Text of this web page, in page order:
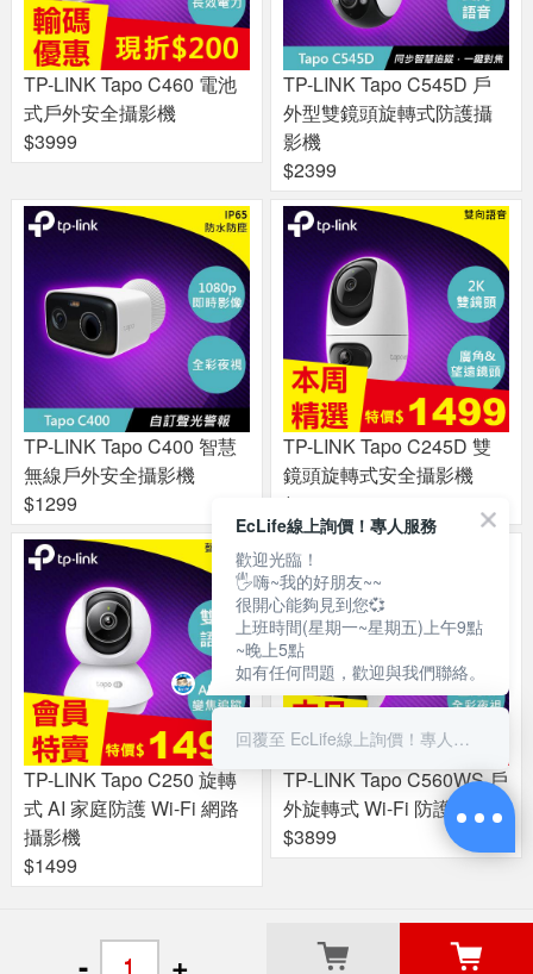
- +
TP-LINK Tapo C460 電池
式戶外安全攝影機
$3999
TP-LINK Tapo C545D 戶
外型雙鏡頭旋轉式防護攝
影機
$2399
TP-LINK Tapo C400 智慧
無線戶外安全攝影機
$1299
TP-LINK Tapo C245D 雙
鏡頭旋轉式安全攝影機
$1499
TP-LINK Tapo C250 旋轉
式 AI 家庭防護 Wi-Fi 網路
攝影機
$1499
TP-LINK Tapo C560WS 戶
外旋轉式 Wi-Fi 防護攝影機
$3899
關於良興
EcLife線上詢價！專人服務
歡迎光臨！
🖐嗨~我的好朋友~~
很開心能夠見到您💞
上班時間(星期一~星期五)上午9點
~晚上5點
如有任何問題，歡迎與我們聯絡。
回覆至 EcLife線上詢價！專人服務